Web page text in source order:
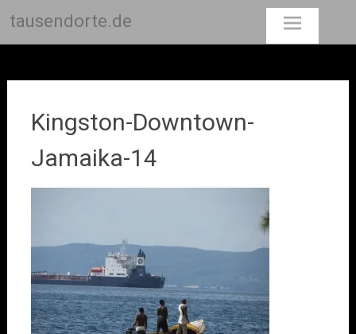
tausendorte.de
Kingston-Downtown-
Jamaika-14